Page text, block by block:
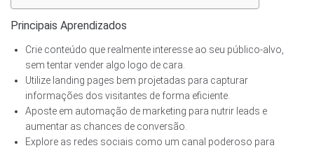
Principais Aprendizados
Crie conteúdo que realmente interesse ao seu público-alvo,
sem tentar vender algo logo de cara.
Utilize landing pages bem projetadas para capturar
informações dos visitantes de forma eficiente.
Aposte em automação de marketing para nutrir leads e
aumentar as chances de conversão.
Explore as redes sociais como um canal poderoso para